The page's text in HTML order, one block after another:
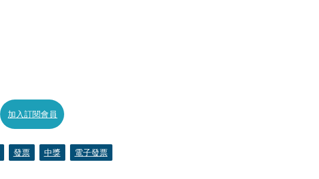
加入訂閱會員
發票 中獎 電子發票